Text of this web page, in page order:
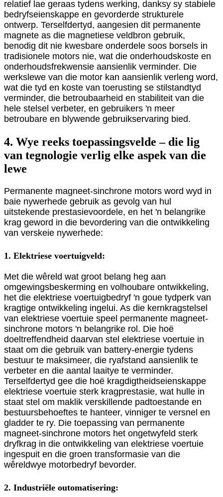
relatief lae geraas tydens werking, danksy sy stabiele
bedryfseienskappe en gevorderde strukturele
ontwerp. Terselfdertyd, aangesien dit permanente
magnete as die magnetiese veldbron gebruik,
benodig dit nie kwesbare onderdele soos borsels in
tradisionele motors nie, wat die onderhoudskoste en
onderhoudsfrekwensie aansienlik verminder. Die
werkslewe van die motor kan aansienlik verleng word,
wat die tyd en koste van toerusting se stilstandtyd
verminder, die betroubaarheid en stabiliteit van die
hele stelsel verbeter, en gebruikers 'n meer
betroubare en blywende gebruikservaring bied.
4. Wye reeks toepassingsvelde – die lig
van tegnologie verlig elke aspek van die
lewe
Permanente magneet-sinchrone motors word wyd in
baie nywerhede gebruik as gevolg van hul
uitstekende prestasievoordele, en het 'n belangrike
krag geword in die bevordering van die ontwikkeling
van verskeie nywerhede:
1. Elektriese voertuigveld:
Met die wêreld wat groot belang heg aan
omgewingsbeskerming en volhoubare ontwikkeling,
het die elektriese voertuigbedryf 'n goue tydperk van
kragtige ontwikkeling ingelui. As die kernkragstelsel
van elektriese voertuie speel permanente magneet-
sinchrone motors 'n belangrike rol. Die hoë
doeltreffendheid daarvan stel elektriese voertuie in
staat om die gebruik van battery-energie tydens
bestuur te maksimeer, die ryafstand aansienlik te
verbeter en die aantal laaitye te verminder.
Terselfdertyd gee die hoë kragdigtheidseienskappe
elektriese voertuie sterk kragprestasie, wat hulle in
staat stel om maklik verskillende padtoestande en
bestuursbehoeftes te hanteer, vinniger te versnel en
gladder te ry. Die toepassing van permanente
magneet-sinchrone motors het ongetwyfeld sterk
dryfkrag in die ontwikkeling van elektriese voertuie
ingespuit en die groen transformasie van die
wêreldwye motorbedryf bevorder.
2. Industriële outomatisering: